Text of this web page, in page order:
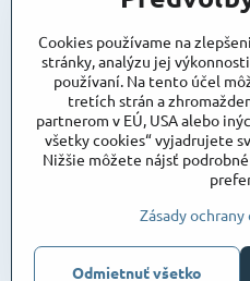
dokúpiť tovar na
Tovar na sklade:
Dostupnosť:Skladom
Takto označený tovar
pripravený k
Objednávky
Stav objednávky
Cookies používame na
stránky, analýzu jej
používaní. Na tento účel
tretích strán a
partnerom v EÚ, USA alebo
všetky cookies“ vyjadrujete
Nižšie môžete nájsť
Zásady
Odmietnuť všetko